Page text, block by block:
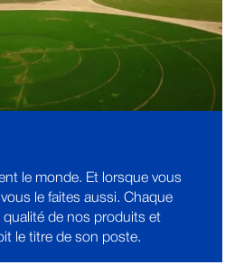
le monde. Et lorsque vous
le faites aussi. Chaque
qualité de nos produits et
le titre de son poste.